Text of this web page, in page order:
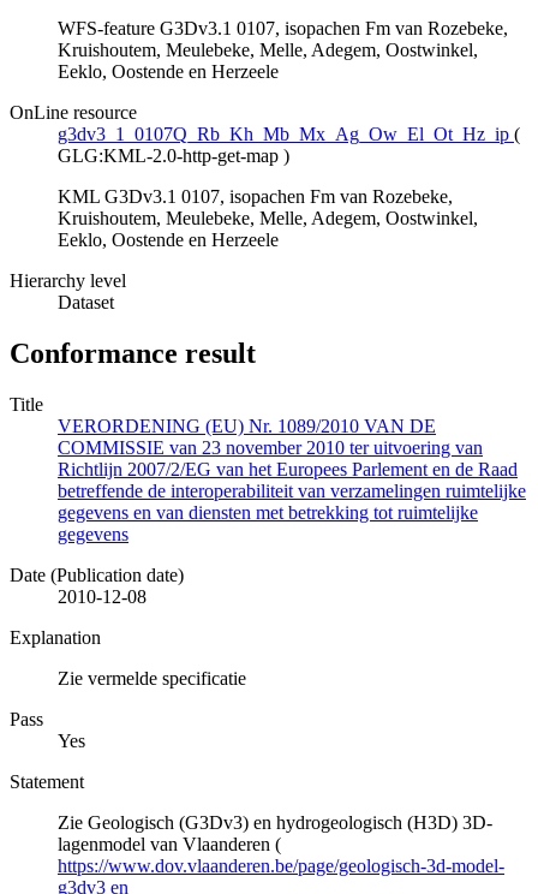
WFS-feature G3Dv3.1 0107, isopachen Fm van Rozebeke,
Kruishoutem, Meulebeke, Melle, Adegem, Oostwinkel,
Eeklo, Oostende en Herzeele
OnLine resource
g3dv3_1_0107Q_Rb_Kh_Mb_Mx_Ag_Ow_El_Ot_Hz_ip (
GLG:KML-2.0-http-get-map )
KML G3Dv3.1 0107, isopachen Fm van Rozebeke,
Kruishoutem, Meulebeke, Melle, Adegem, Oostwinkel,
Eeklo, Oostende en Herzeele
Hierarchy level
Dataset
Conformance result
Title
VERORDENING (EU) Nr. 1089/2010 VAN DE
COMMISSIE van 23 november 2010 ter uitvoering van
Richtlijn 2007/2/EG van het Europees Parlement en de Raad
betreffende de interoperabiliteit van verzamelingen ruimtelijke
gegevens en van diensten met betrekking tot ruimtelijke
gegevens
Date (Publication date)
2010-12-08
Explanation
Zie vermelde specificatie
Pass
Yes
Statement
Zie Geologisch (G3Dv3) en hydrogeologisch (H3D) 3D-
lagenmodel van Vlaanderen (
https://www.dov.vlaanderen.be/page/geologisch-3d-model-
g3dv3 en